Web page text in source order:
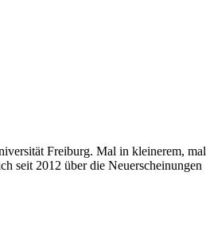
Freiburg. Mal in kleinerem, mal
seit 2012 über die Neuerscheinungen